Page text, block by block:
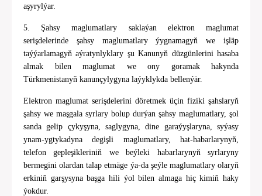
aşyrylýar.
5. Şahsy maglumatlary saklaýan elektron maglumat
serişdelerinde şahsy maglumatlary ýygnamagyň we işläp
taýýarlamagyň aýratynlyklary şu Kanunyň düzgünlerini hasaba
almak bilen maglumat we ony goramak hakynda
Türkmenistanyň kanunçylygyna laýyklykda bellenýär.
Elektron maglumat serişdelerini döretmek üçin fiziki şahslaryň
şahsy we maşgala syrlary bolup durýan şahsy maglumatlary, şol
sanda gelip çykyşyna, saglygyna, dine garaýyşlaryna, syýasy
ynam-ygtykadyna degişli maglumatlary, hat-habarlarynyň,
telefon gepleşikleriniň we beýleki habarlarynyň syrlaryny
bermegini olardan talap etmäge ýa-da şeýle maglumatlary olaryň
erkiniň garşysyna başga hili ýol bilen almaga hiç kimiň haky
ýokdur.